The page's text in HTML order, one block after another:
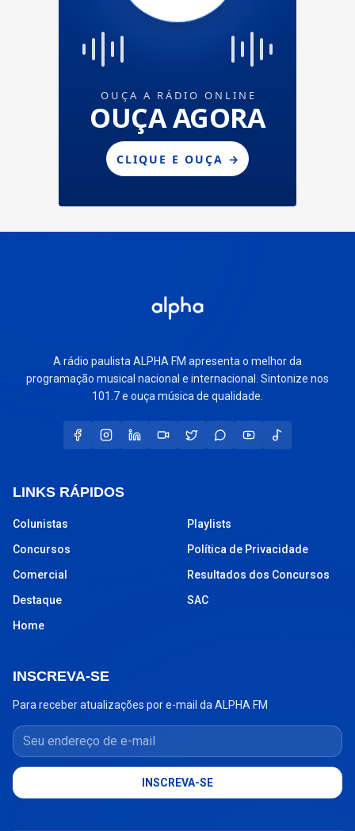
A rádio paulista ALPHA FM apresenta o melhor da
programação musical nacional e internacional. Sintonize nos
101.7 e ouça música de qualidade.
LINKS RÁPIDOS
Colunistas
Concursos
Comercial
Destaque
Home
Playlists
Política de Privacidade
Resultados dos Concursos
SAC
INSCREVA-SE
Para receber atualizações por e-mail da ALPHA FM
Seu endereço de e-mail
INSCREVA-SE